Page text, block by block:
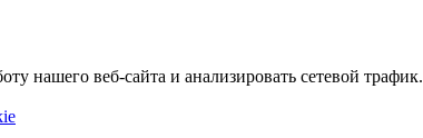
нашего веб-сайта и анализировать сетевой трафик.